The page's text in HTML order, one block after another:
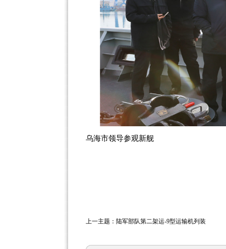
乌海市领导参观新舰
上一主题： 陆军部队第二架运-9型运输机列装